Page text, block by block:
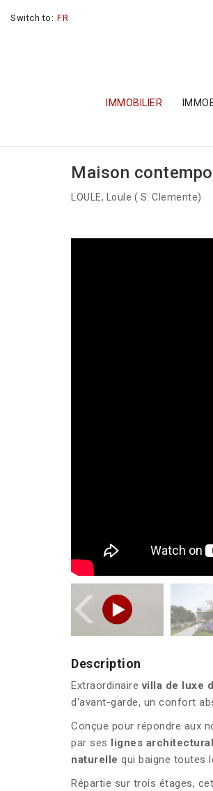
Switch to: FR
IMMOBILIER
Maison
LOULE, Loule ( S. Clemente)
Description
Extraordinairevilla de luxe
d'avant-garde, un confort
Conçue pour répondre aux
par ses lignes
naturelle qui baigne toutes
Répartie sur trois étages,